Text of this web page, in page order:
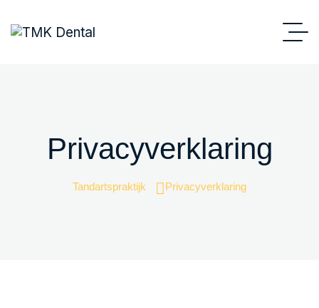
Privacyverklaring
Tandartspraktijk Privacyverklaring